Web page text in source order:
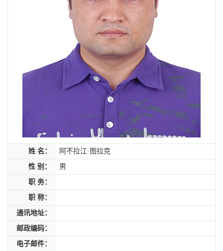
姓 名： 阿不拉江·图拉克
性 别： 男
职 务：
职 称：
通讯地址：
邮政编码：
电子邮件：